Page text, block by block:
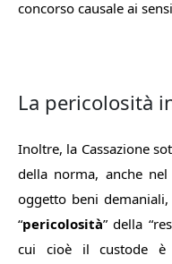
concorso causale ai
La pericolosità
Inoltre, la Cassazione
della norma, anche
oggetto beni
“pericolosità” della
cui cioè il custode è